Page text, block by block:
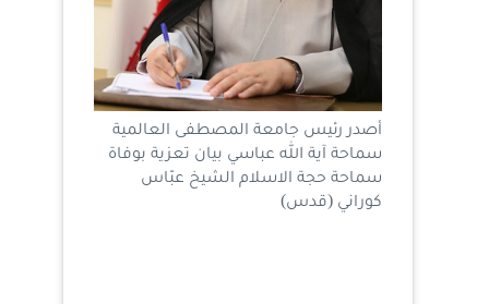
أصدر رئيس جامعة المصطفى العالمية
سماحة آية الله عباسي بيان تعزية بوفاة
سماحة حجة الاسلام الشيخ عبّاس
كوراني (قدس)